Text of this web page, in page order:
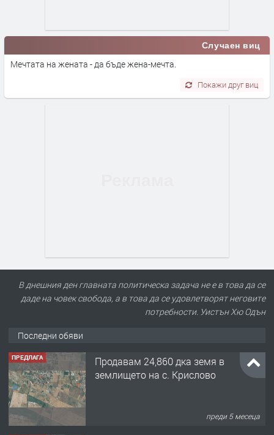
Случаен виц
Мечтата на жената - да бъде жена-мечта.
Покажи друг виц
В днешния ден главната политическа задача не е в това да се
даде на човек свобода, а в това да се удовлетворят неговите
потребности. Уистън Хю Одън
Последни обяви
ПРЕДЛАГА
Продавам 24,860 дка земя в
землището на с. Крислово
преди 5 месеца